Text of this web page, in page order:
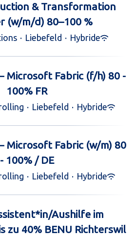
& Transformation
(w/m/d) 80–100 %
· Liebefeld · Hybride
Microsoft Fabric (f/h) 80 -
100% FR
· Liebefeld · Hybride
Microsoft Fabric (w/m) 80
- 100% / DE
· Liebefeld · Hybride
Aushilfe im
zu 40% BENU Richterswil